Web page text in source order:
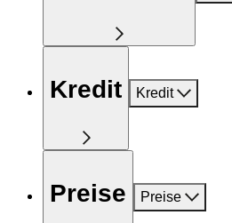
Kredit Kredit
Preise Preise